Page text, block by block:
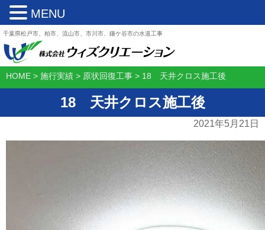
千葉県松戸市、柏市、流山市、市川市、鎌ケ谷市の水道工事
HOME > 施行実績 > 原状回復工事 > 18 天井クロス施工後
18 天井クロス施工後
2021年5月21日
MENU